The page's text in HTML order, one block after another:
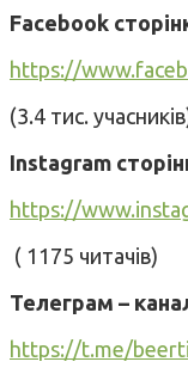
Facebook
https://
(3.4 тис.
Instagram
https://
( 1175 читачів)
Телеграм –
https://t.me/